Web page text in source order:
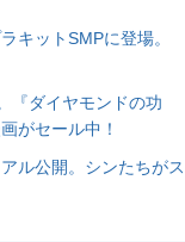
キットSMPに登場。
『ダイヤモンドの功
がセール中！
ル公開。シンたちがス